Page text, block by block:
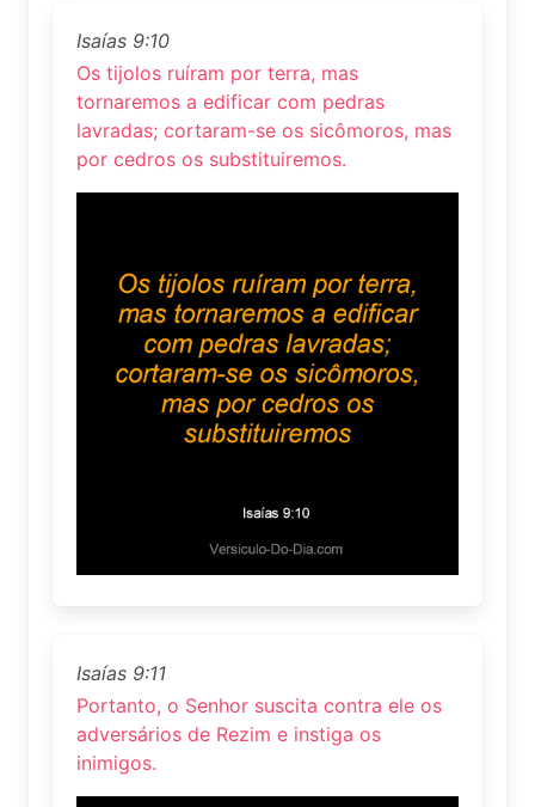
Isaías 9:10
Os tijolos ruíram por terra, mas
tornaremos a edificar com pedras
lavradas; cortaram-se os sicômoros, mas
por cedros os substituiremos.
Isaías 9:11
Portanto, o Senhor suscita contra ele os
adversários de Rezim e instiga os
inimigos.